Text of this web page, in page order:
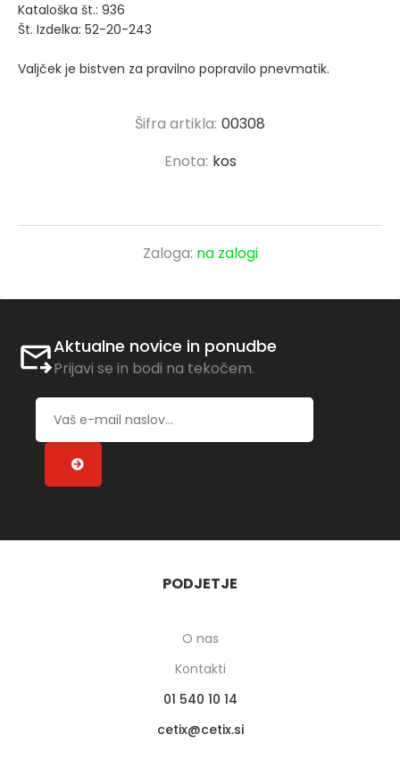
Kataloška št.: 936
Št. Izdelka: 52-20-243
Valjček je bistven za pravilno popravilo pnevmatik.
Šifra artikla: 00308
Enota: kos
Zaloga: na zalogi
Aktualne novice in ponudbe
Prijavi se in bodi na tekočem.
PODJETJE
O nas
Kontakti
01 540 10 14
cetix
cetix.si